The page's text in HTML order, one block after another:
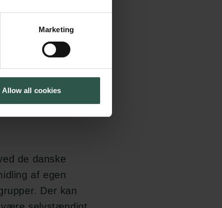
Marketing
Allow all cookies
krav til ansøger
de danske
af egen
Der kan